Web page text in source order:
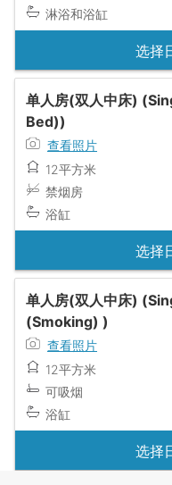
淋浴和浴缸
选择
单人房(双人中床)
Bed))
查看照片
12平方米
禁烟房
浴缸
选择
单人房(双人中床)
(Smoking) )
查看照片
12平方米
可吸烟
浴缸
选择